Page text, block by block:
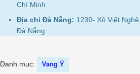
Chí Minh
Địa chỉ Đà Nẵng: 1230- Xô Viết
Đà Nẵng
Danh mục: Vang Ý